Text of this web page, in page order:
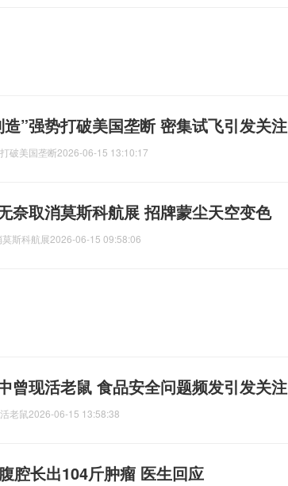
造”强势打破美国垄断 密集试飞引发关注
破美国垄断2026-06-15 13:10:17
奈取消莫斯科航展 招牌蒙尘天空变色
斯科航展2026-06-15 09:58:06
曾现活老鼠 食品安全问题频发引发关注
老鼠2026-06-15 13:58:38
腔长出104斤肿瘤 医生回应